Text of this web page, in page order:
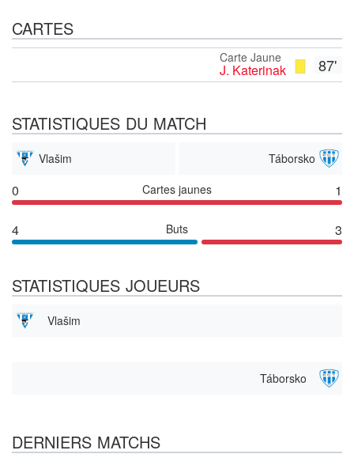
CARTES
87'
Carte Jaune
J. Katerinak
STATISTIQUES DU MATCH
Vlašim Táborsko
0 Cartes jaunes 1
4 Buts 3
STATISTIQUES JOUEURS
Vlašim
Táborsko
DERNIERS MATCHS